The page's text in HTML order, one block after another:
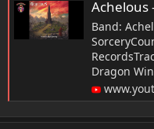
Achelous
Band:
Dragon